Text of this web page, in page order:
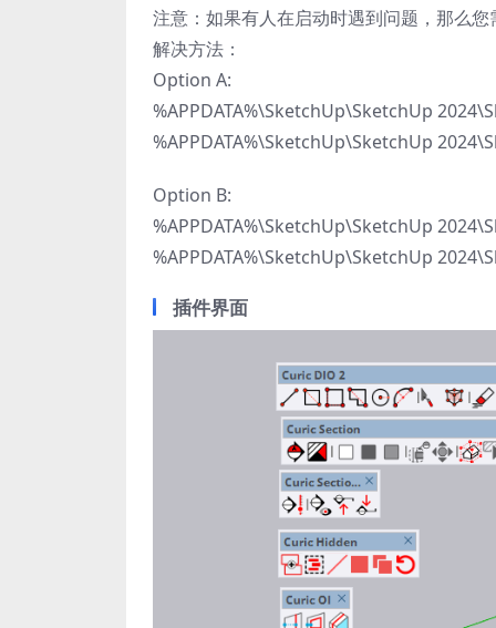
注意：如果有人在启动时遇到问题，那么
解决方法：
Option A:
%APPDATA%\SketchUp\SketchUp
%APPDATA%\SketchUp\SketchUp
Option B:
%APPDATA%\SketchUp\SketchUp
%APPDATA%\SketchUp\SketchUp
插件界面